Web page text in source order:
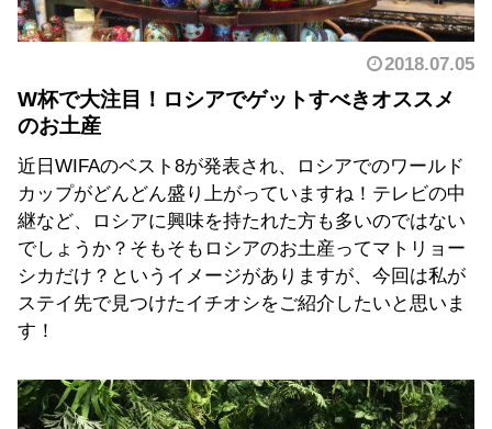
2018.07.05
W杯で大注目！ロシアでゲットすべきオススメ
のお土産
近日WIFAのベスト8が発表され、ロシアでのワールド
カップがどんどん盛り上がっていますね！テレビの中
継など、ロシアに興味を持たれた方も多いのではない
でしょうか？そもそもロシアのお土産ってマトリョー
シカだけ？というイメージがありますが、今回は私が
ステイ先で見つけたイチオシをご紹介したいと思いま
す！